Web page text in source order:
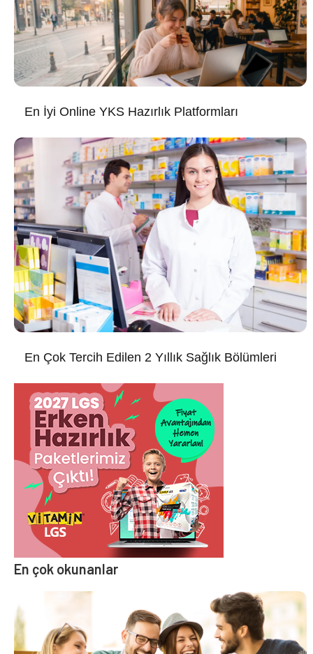
En İyi Online YKS Hazırlık Platformları
En Çok Tercih Edilen 2 Yıllık Sağlık Bölümleri
En çok okunanlar